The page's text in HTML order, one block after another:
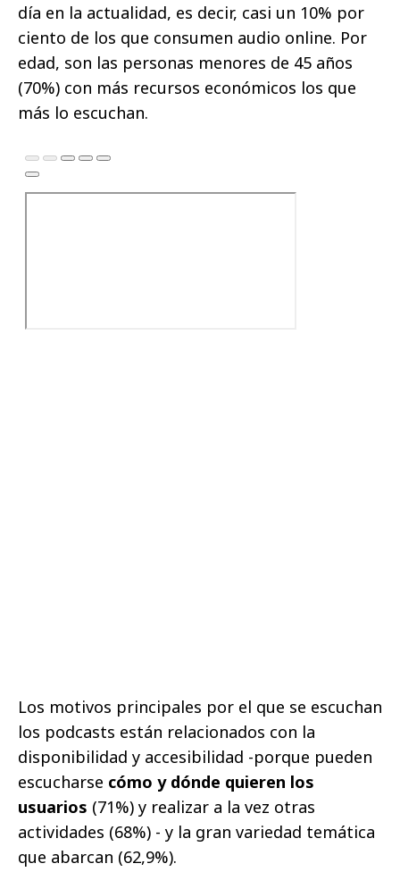
día en la actualidad, es decir, casi un 10% por
ciento de los que consumen audio online. Por
edad, son las personas menores de 45 años
(70%) con más recursos económicos los que
más lo escuchan.
Los motivos principales por el que se escuchan
los podcasts están relacionados con la
disponibilidad y accesibilidad -porque pueden
escucharse cómo y dónde quieren los
usuarios (71%) y realizar a la vez otras
actividades (68%) - y la gran variedad temática
que abarcan (62,9%).